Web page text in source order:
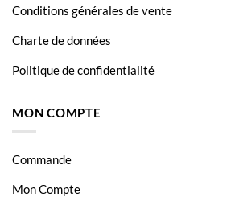
Conditions générales de vente
Charte de données
Politique de confidentialité
MON COMPTE
Commande
Mon Compte